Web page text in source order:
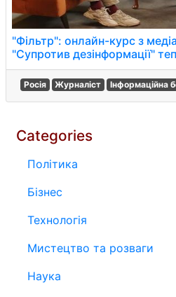
"Фільтр": онлайн-курс з
"Супротив дезінформації"
Росія Журналіст Інформаційна
Categories
Політика
Бізнес
Технологія
Мистецтво та розваги
Наука